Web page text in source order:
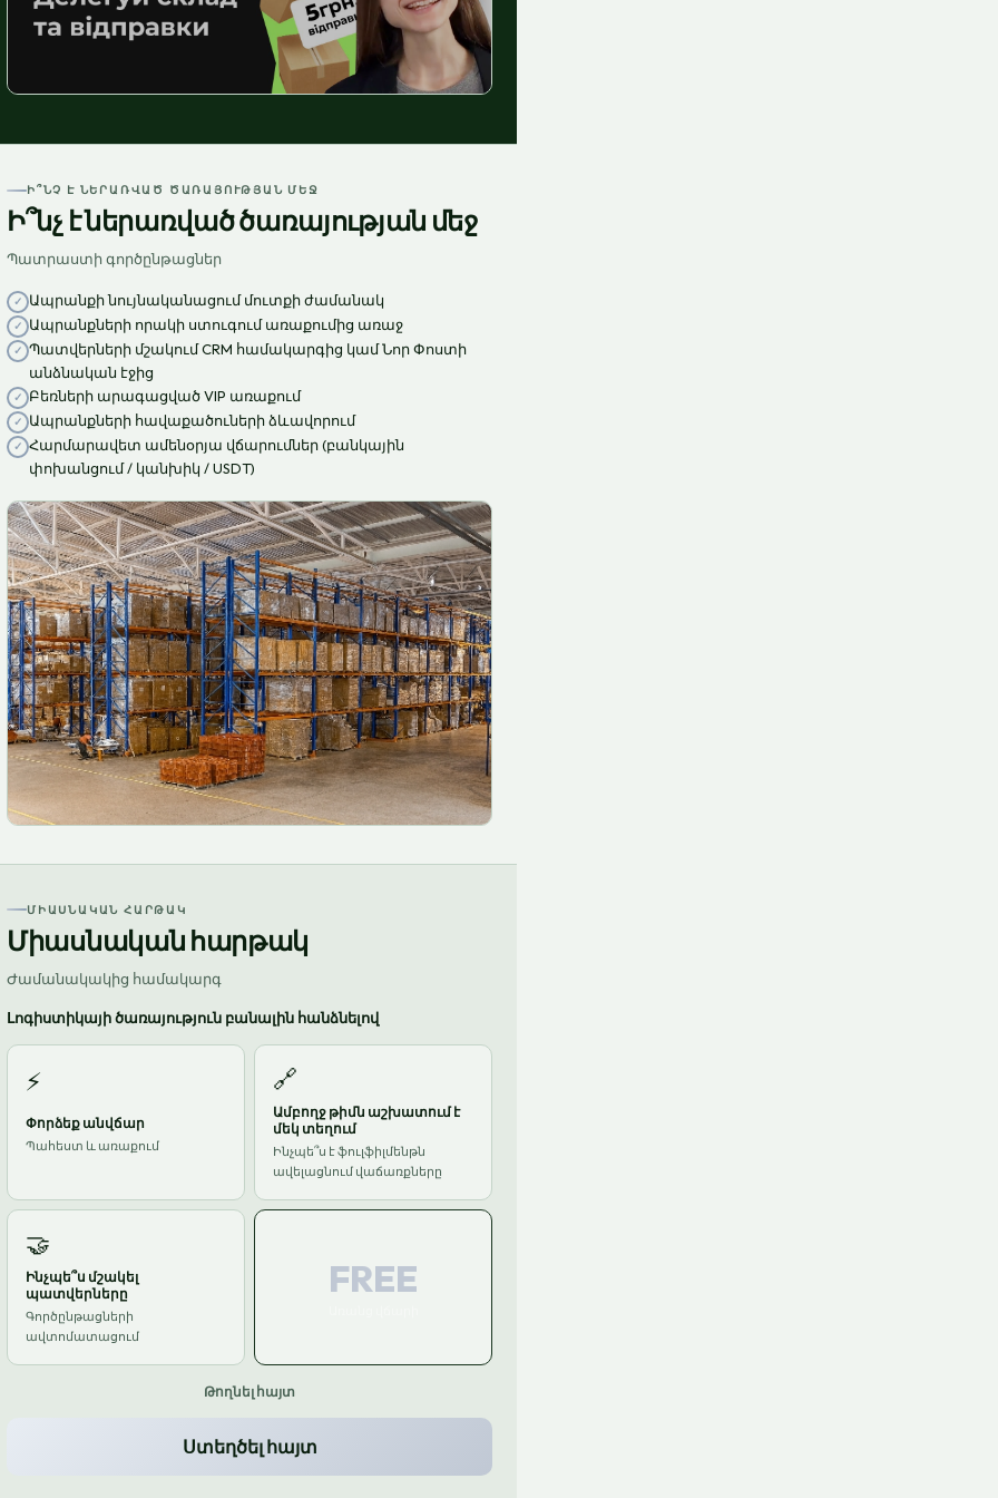
Ի՞ՆՉ Է ՆԵՐԱՌՎԱԾ ԾԱՌԱՅՈՒԹՅԱՆ ՄԵՋ
Ի՞նչ է ներառված ծառայության մեջ
Պատրաստի գործընթացներ
Ապրանքի նույնականացում մուտքի ժամանակ
Ապրանքների որակի ստուգում առաքումից առաջ
Պատվերների մշակում CRM համակարգից կամ Նոր Փոստի
անձնական էջից
Բեռների արագացված VIP առաքում
Ապրանքների հավաքածուների ձևավորում
Հարմարավետ ամենօրյա վճարումներ (բանկային
փոխանցում / կանխիկ / USDT)
ՄԻԱՍՆԱԿԱՆ ՀԱՐԹԱԿ
Միասնական հարթակ
Ժամանակակից համակարգ
Լոգիստիկայի ծառայություն բանալին հանձնելով
⚡
Փորձեք անվճար
Պահեստ և առաքում
🔗
Ամբողջ թիմն աշխատում է
մեկ տեղում
Ինչպե՞ս է ֆուլֆիլմենթն
ավելացնում վաճառքները
🤝
Ինչպե՞ս մշակել
պատվերները
Գործընթացների
ավտոմատացում
FREE
Թողնել հայտ
Ստեղծել հայտ